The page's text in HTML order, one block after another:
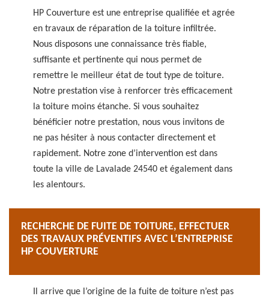
HP Couverture est une entreprise qualifiée et agrée
en travaux de réparation de la toiture infiltrée.
Nous disposons une connaissance très fiable,
suffisante et pertinente qui nous permet de
remettre le meilleur état de tout type de toiture.
Notre prestation vise à renforcer très efficacement
la toiture moins étanche. Si vous souhaitez
bénéficier notre prestation, nous vous invitons de
ne pas hésiter à nous contacter directement et
rapidement. Notre zone d’intervention est dans
toute la ville de Lavalade 24540 et également dans
les alentours.
RECHERCHE DE FUITE DE TOITURE, EFFECTUER
DES TRAVAUX PRÉVENTIFS AVEC L’ENTREPRISE
HP COUVERTURE
Il arrive que l’origine de la fuite de toiture n’est pas